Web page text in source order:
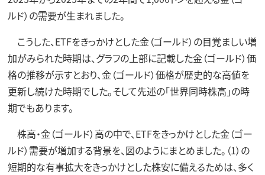
ルド）の需要が生まれました。
こうした、ETFをきっかけとした金（ゴールド）の目覚ましい増
加がみられた時期は、グラフの上部に記載した金（ゴールド）価
格の推移が示すとおり、金（ゴールド）価格が歴史的な高値を
更新し続けた時期でした。そして先述の「世界同時株高」の時
期でもあります。
株高・金（ゴールド）高の中で、ETFをきっかけとした金（ゴー
ルド）需要が増加する背景を、図のようにまとめました。（1）の
短期的な有事拡大をきっかけとした株安に備えるためは、多く